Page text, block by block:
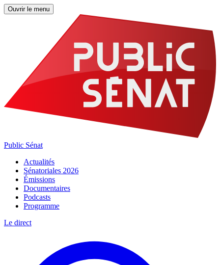
Ouvrir le menu
Public Sénat
Actualités
Sénatoriales 2026
Émissions
Documentaires
Podcasts
Programme
Le direct